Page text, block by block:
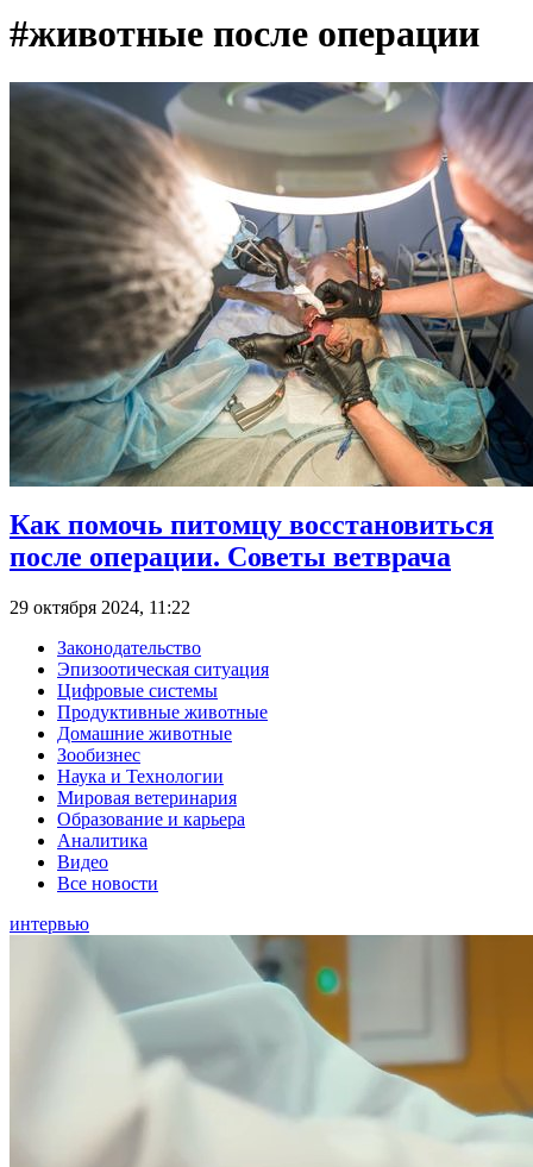
#животные после операции
Как помочь питомцу восстановиться
после операции. Советы ветврача
29 октября 2024, 11:22
Законодательство
Эпизоотическая ситуация
Цифровые системы
Продуктивные животные
Домашние животные
Зообизнес
Наука и Технологии
Мировая ветеринария
Образование и карьера
Аналитика
Видео
Все новости
интервью